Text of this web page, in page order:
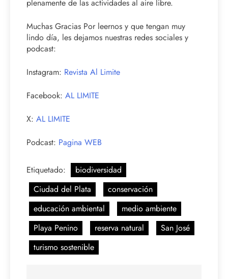
plenamente de las actividades al aire libre.
Muchas Gracias Por leernos y que tengan muy
lindo día, les dejamos nuestras redes sociales y
podcast:
Instagram: Revista Al Limite
Facebook: AL LIMITE
X: AL LIMITE
Podcast: Pagina WEB
Etiquetado:
biodiversidad
Ciudad del Plata
conservación
educación ambiental
medio ambiente
Playa Penino
reserva natural
San José
turismo sostenible